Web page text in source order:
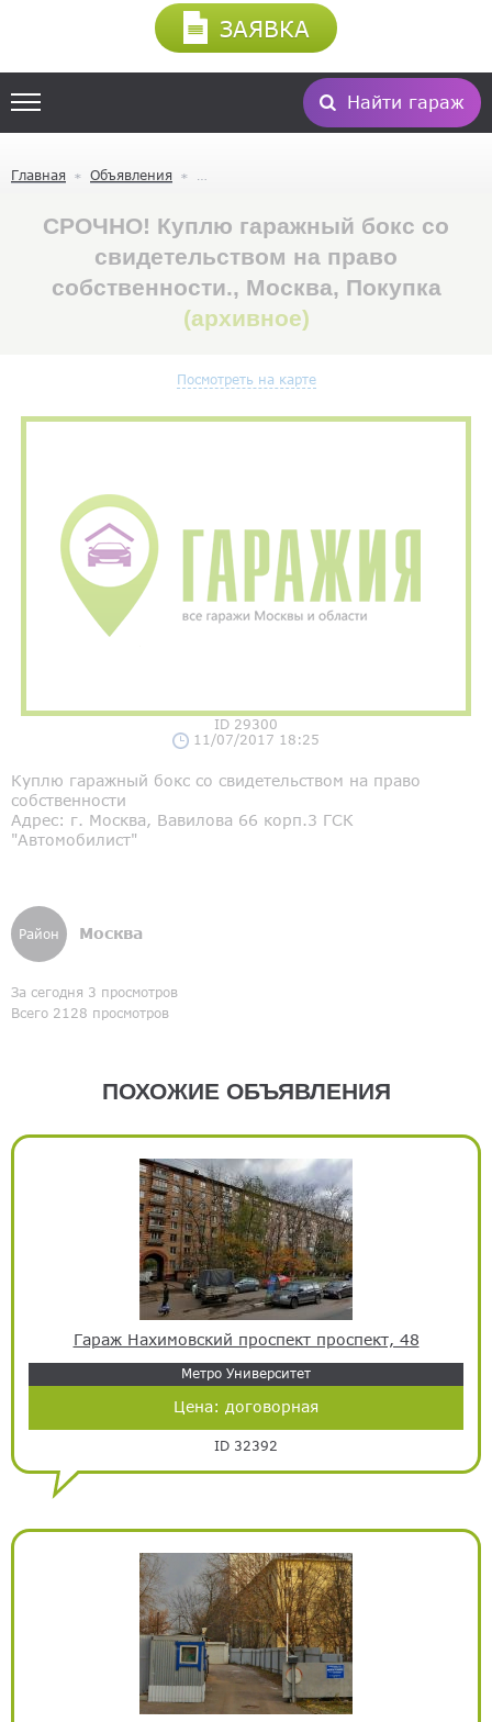
Найти гараж
ЗАЯВКА
Главная Объявления
СРОЧНО! Куплю гаражный бокс со
свидетельством на право
собственности., Москва, Покупка
(архивное)
Посмотреть на карте
ID 29300
11/07/2017 18:25
Куплю гаражный бокс со свидетельством на право
собственности
Адрес: г. Москва, Вавилова 66 корп.3 ГСК
"Автомобилист"
Район Москва
За сегодня 3 просмотров
Всего 2128 просмотров
ПОХОЖИЕ ОБЪЯВЛЕНИЯ
Гараж Нахимовский проспект проспект, 48
Метро Университет
Цена: договорная
ID 32392